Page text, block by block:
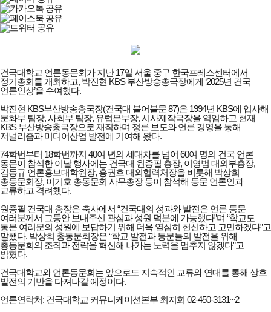
건국대학교 언론동문회가 지난 17일 서울 중구 한국프레스센터에서
정기총회를 개최하고, 박진현 KBS 부산방송총국장에게 ‘2025년 건국
언론인상’을 수여했다.
박진현 KBS부산방송총국장(건국대 불어불문 87)은 1994년 KBS에 입사해
문화부 팀장, 사회부 팀장, 유럽본부장, 시사제작국장을 역임하고 현재
KBS 부산방송총국장으로 재직하며 정론 보도와 언론 경영을 통해
저널리즘과 미디어산업 발전에 기여해 왔다.
74학번부터 18학번까지 40여 년의 세대차를 넘어 60여 명의 건국 언론
동문이 참석한 이날 행사에는 건국대 원종필 총장, 이영범 대외부총장,
김동규 언론홍보대학원장, 홍권호 대외협력처장을 비롯해 박상희
총동문회장, 이기호 총동문회 사무총장 등이 참석해 동문 언론인과
교류하고 격려했다.
원종필 건국대 총장은 축사에서 “건국대의 성과와 발전은 언론 동문
여러분께서 그동안 보내주신 관심과 성원 덕분에 가능했다”며 “학교도
동문 여러분의 성원에 보답하기 위해 더욱 열심히 헌신하고 고민하겠다”고
말했다. 박상희 총동문회장은 “학교 발전과 동문들의 발전을 위해
총동문회의 조직과 전략을 혁신해 나가는 노력을 멈추지 않겠다”고
밝혔다.
건국대학교와 언론동문회는 앞으로도 지속적인 교류와 연대를 통해 상호
발전의 기반을 다져나갈 예정이다.
언론연락처: 건국대학교 커뮤니케이션본부 최지희 02-450-3131~2